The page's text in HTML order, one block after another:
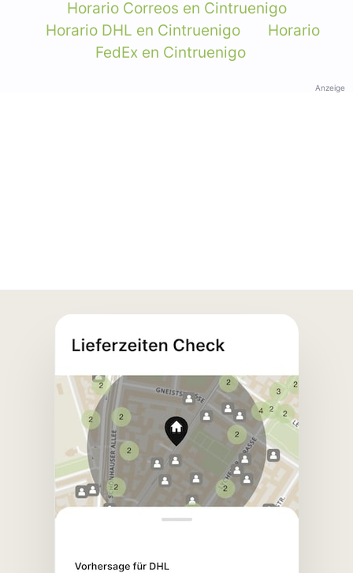
Horario Correos en Cintruenigo
Horario DHL en Cintruenigo
Horario
FedEx en Cintruenigo
Anzeige